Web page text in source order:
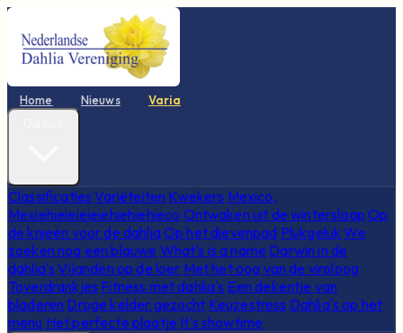
Home Nieuws Varia
Classificaties Variëteiten Kwekers Mexico,
Mexiehieieieieiehiehiehieco Ontwaken uit de winterslaap Op
de knieën voor de dahliaOp het dievenpad Plukgeluk We
zoeken nog een blauwe What's is a name Darwin in de
dahlia's Vijanden op de loer Met het oog van de viroloog
Toverdrankjes Fitness met dahlia's Een dekentje van
bladeren Droge kelder gezocht Keuzestress Dahlia's op het
menu Het perfecte plaatje It's showtime